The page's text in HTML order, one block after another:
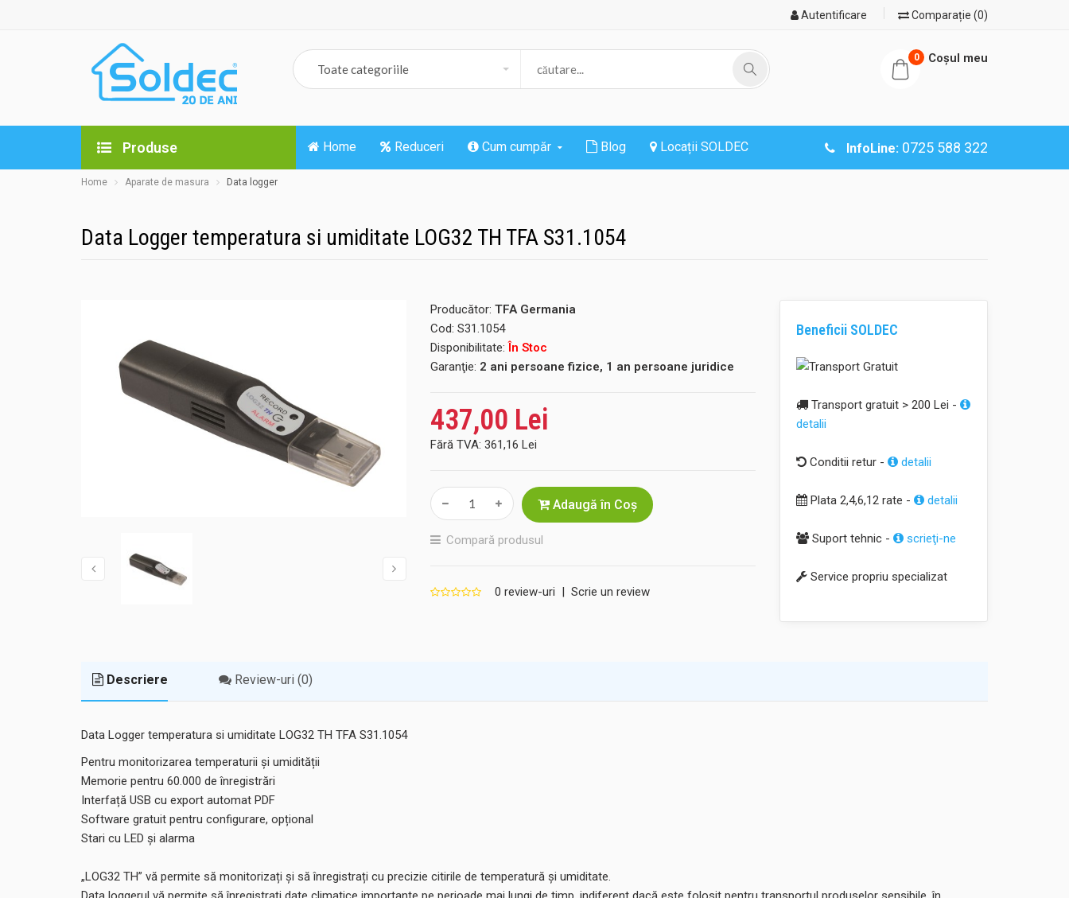
Autentificare Comparație (0)
0 Coşul meu
Produse Home Reduceri Cum cumpăr Blog InfoLine: 0725 588 322
Locații SOLDEC
Home Aparate de masura Data logger
Data Logger temperatura si umiditate LOG32 TH TFA S31.1054
Producător: TFA Germania
Cod: S31.1054
Disponibilitate: În Stoc
Garanţie: 2 ani persoane fizice, 1 an persoane juridice
437,00 Lei
Fără TVA: 361,16 Lei
Adaugă în Coş
Compară produsul
0 review-uri | Scrie un review
Beneficii SOLDEC
Transport gratuit > 200 Lei -
detalii
Conditii retur - detalii
Plata 2,4,6,12 rate - detalii
Suport tehnic - scrieţi-ne
Service propriu specializat
Descriere Review-uri (0)
Data Logger temperatura si umiditate LOG32 TH TFA S31.1054
Pentru monitorizarea temperaturii și umidității
Memorie pentru 60.000 de înregistrări
Interfață USB cu export automat PDF
Software gratuit pentru configurare, opțional
Stari cu LED și alarma
„LOG32 TH” vă permite să monitorizați și să înregistrați cu precizie citirile de temperatură și umiditate.